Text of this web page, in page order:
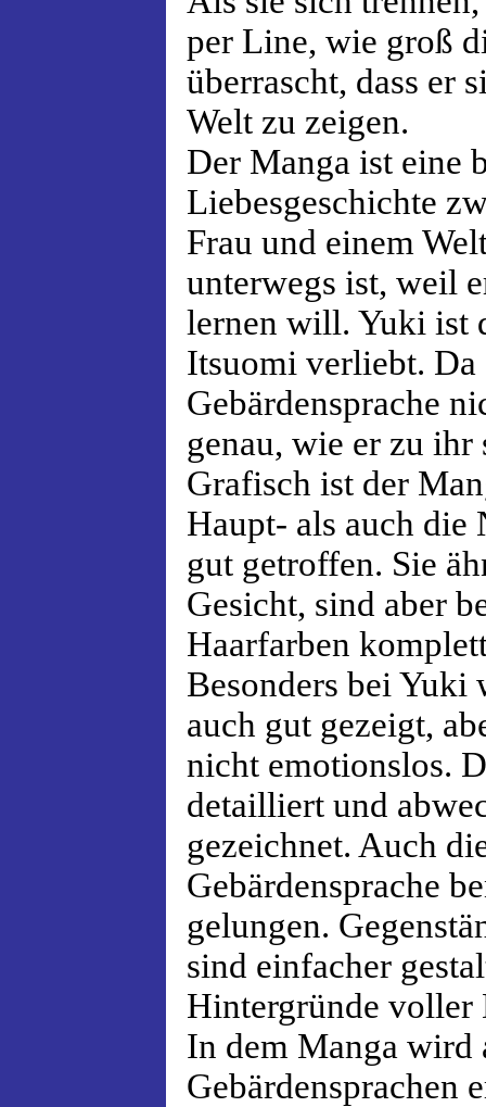
per Line, wie groß
überrascht, dass er
Welt zu zeigen.
Der Manga ist eine
Liebesgeschichte
Frau und einem
unterwegs ist, weil
lernen will. Yuki ist
Itsuomi verliebt. Da
Gebärdensprache
genau, wie er zu ihr
Grafisch ist der
Haupt- als auch die
gut getroffen. Sie
Gesicht, sind aber
Haarfarben
Besonders bei Yuki
auch gut gezeigt,
nicht emotionslos.
detailliert und
gezeichnet. Auch
Gebärdensprache
gelungen.
sind einfacher
Hintergründe voller
In dem Manga wird
Gebärdensprachen